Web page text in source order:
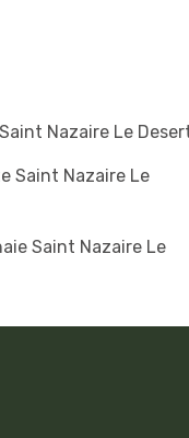
Nazaire Le
Saint Nazaire Le
Saint Nazaire Le